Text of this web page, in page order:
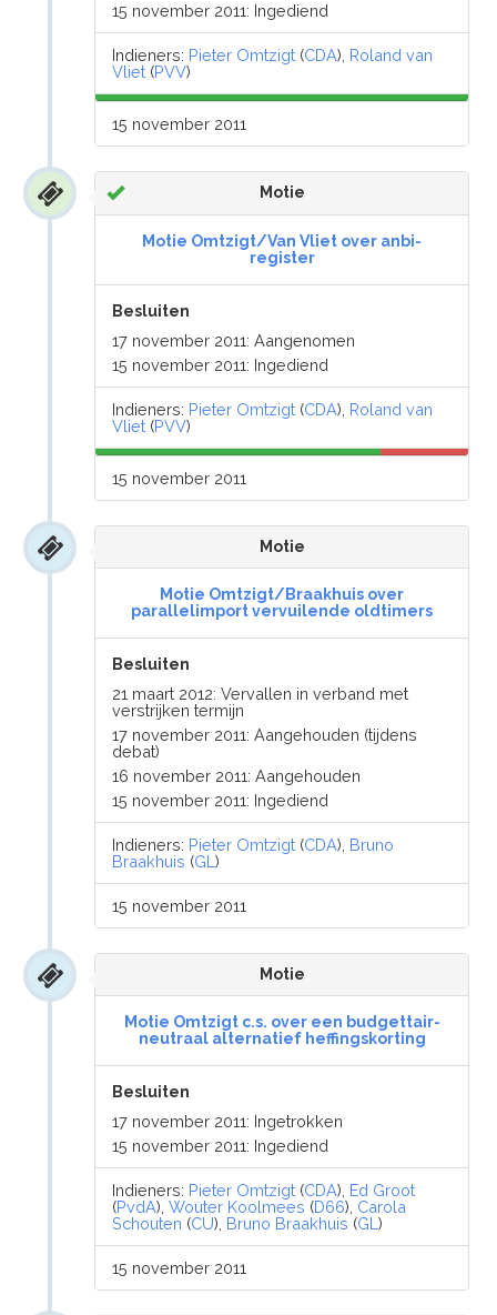
15 november 2011: Ingediend
Indieners: Pieter Omtzigt (CDA), Roland van
Vliet (PVV)
15 november 2011
Motie
Motie Omtzigt/Van Vliet over anbi-
register
Besluiten
17 november 2011: Aangenomen
15 november 2011: Ingediend
Indieners: Pieter Omtzigt (CDA), Roland van
Vliet (PVV)
15 november 2011
Motie
Motie Omtzigt/Braakhuis over
parallelimport vervuilende oldtimers
Besluiten
21 maart 2012: Vervallen in verband met
verstrijken termijn
17 november 2011: Aangehouden (tijdens
debat)
16 november 2011: Aangehouden
15 november 2011: Ingediend
Indieners: Pieter Omtzigt (CDA), Bruno
Braakhuis (GL)
15 november 2011
Motie
Motie Omtzigt c.s. over een budgettair-
neutraal alternatief heffingskorting
Besluiten
17 november 2011: Ingetrokken
15 november 2011: Ingediend
Indieners: Pieter Omtzigt (CDA), Ed Groot
(PvdA),Wouter Koolmees (D66), Carola
Schouten (CU), Bruno Braakhuis (GL)
15 november 2011